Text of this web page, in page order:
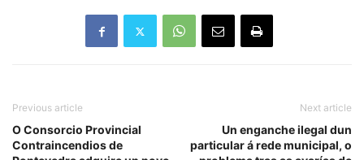
Previous article
O Consorcio Provincial
Contraincendios de
Next article
Un enganche ilegal dun
particular á rede municipal, o